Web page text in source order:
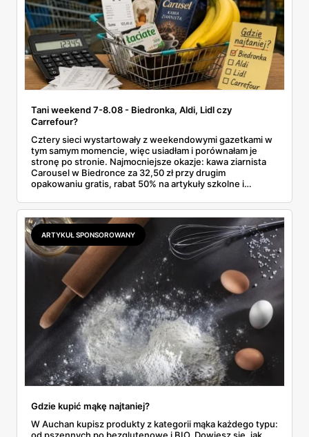
Tani weekend 7-8.08 - Biedronka, Aldi, Lidl czy
Carrefour?
Cztery sieci wystartowały z weekendowymi gazetkami w
tym samym momencie, więc usiadłam i porównałam je
stronę po stronie. Najmocniejsze okazje: kawa ziarnista
Carousel w Biedronce za 32,50 zł przy drugim
opakowaniu gratis, rabat 50% na artykuły szkolne i
2,99 zł za kilogram, ale wyłącznie w sobotę z aplikacją. Aldi
odpowiada masłem za 2,99 zł. Werdykt w skrócie:
najwięcej wyciśniesz z Biedronki, po świeże warzywa jedź
do Aldi.
ARTYKUŁ SPONSOROWANY
Gdzie kupić mąkę najtaniej?
W Auchan kupisz produkty z kategorii mąka każdego typu: